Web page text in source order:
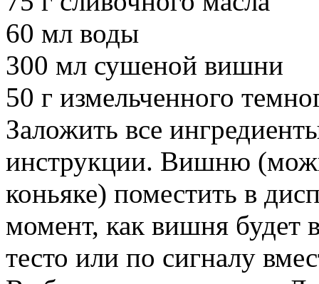
60 мл воды
300 мл сушеной вишни
50 г измельченного
Заложить все
инструкции. Вишню
коньяке) поместить в
момент, как вишня будет
тесто или по сигналу